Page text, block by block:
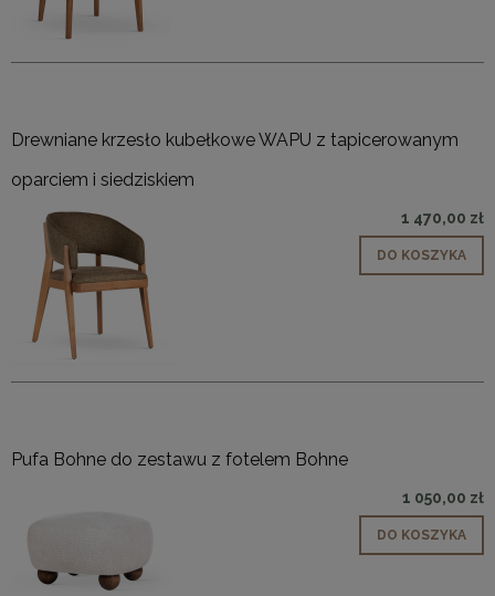
Drewniane krzesło kubełkowe WAPU z tapicerowanym
oparciem i siedziskiem
1 470,00 zł
DO KOSZYKA
Pufa Bohne do zestawu z fotelem Bohne
1 050,00 zł
DO KOSZYKA